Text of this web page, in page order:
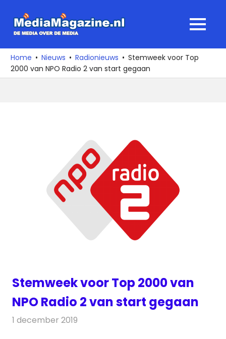
naar
media
over
de
MENU
Home Nieuws Radionieuws
Stemweek voor Top
2000 van NPO Radio 2 van start gegaan
Stemweek voor Top 2000 van
NPO Radio 2 van start gegaan
1 december 2019